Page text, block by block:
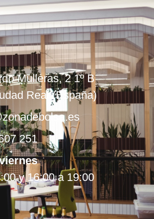
Mulleras, 2 1º B
Real (España)
251
y 16:00 a 19:00